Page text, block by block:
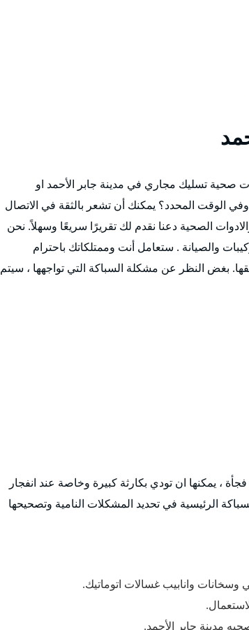
صحية تسليك مجاري في مدينة جابر الأحمد او
الوقت المحدد؟ يمكنك أن تشعر بالثقة في الاتصال
الصحية دعنا نقدم لك تقريرًا سريعًا وسهلاً. نحن
والصيانة . ستعامل أنت وممتلكاتك باحترام
بغض النظر عن مشكلة السباكة التي تواجهها ، سيتم
، يمكنها ان تودي بكارثة كبيرة وخاصة عند انفجار
الرئيسية في تحديد المشكلات النامية وتصحيحها
وانابيب غسالات اتوماتيك.
مدينة جابر الأحمد.